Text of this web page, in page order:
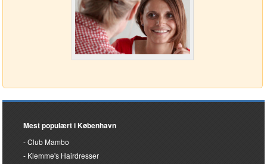
Mest populært i København
Club Mambo
Klemme's Hairdresser